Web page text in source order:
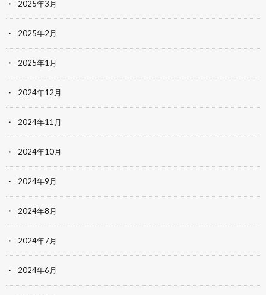
2025年3月
2025年2月
2025年1月
2024年12月
2024年11月
2024年10月
2024年9月
2024年8月
2024年7月
2024年6月